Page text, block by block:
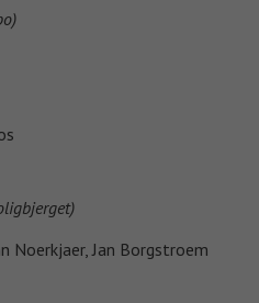
Noerkjaer, Jan Borgstroem